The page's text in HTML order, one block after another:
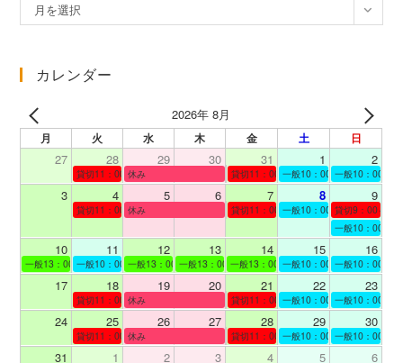
ー
イ
月を選択
カレンダー
2026年 8月
月 火 水 木 金 土 日
27 28 29 30 31 1 2
貸切11：00～12：00
休み 貸切11：00～12：00一般10：00～19：00
一般10：00～
3 4 5 6 7 8 9
貸切11：00～12：00
休み 貸切11：00～12：00一般10：00～19：00
貸切9：00～10
一般10：00～
10 11 12 13 14 15 16
一般13：00～19：00一般10：00～19：00一般13：00～19：00一般13：00～19：00一般13：00～19：00一般10：00～19：00
一般10：00～
17 18 19 20 21 22 23
貸切11：00～12：00
休み 貸切11：00～13：00一般10：00～19：00
一般10：00～
24 25 26 27 28 29 30
貸切11：00～12：00
休み 貸切11：00～12：00一般10：00～19：00
一般10：00～
31 1 2 3 4 5 6